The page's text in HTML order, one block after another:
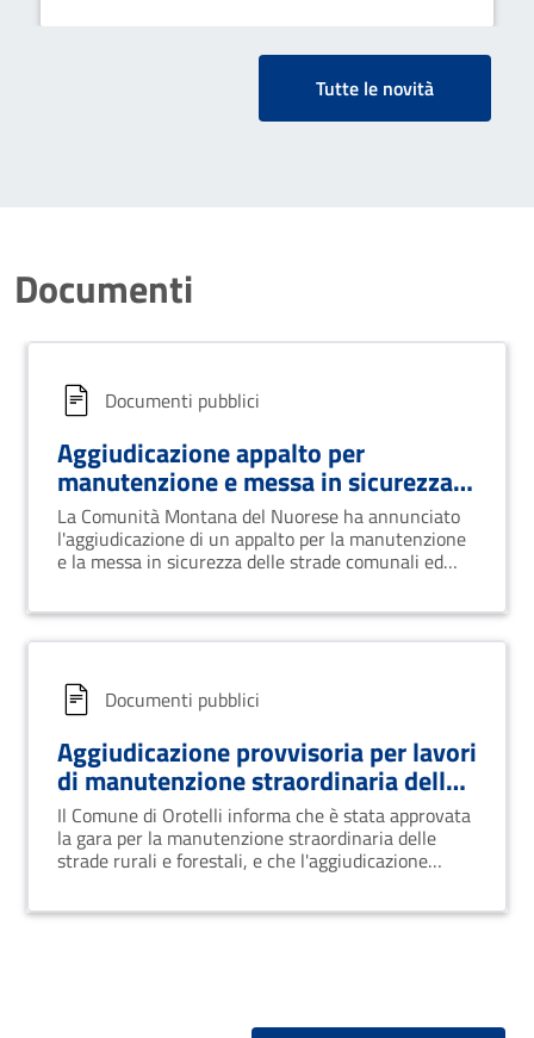
Tutte le novità
Documenti
Documenti pubblici
Aggiudicazione appalto per
manutenzione e messa in sicurezza
delle viabilità comunale ed
intercomunale nei comuni del
Nuorese.
La Comunità Montana del Nuorese ha annunciato
l'aggiudicazione di un appalto per la manutenzione
e la messa in sicurezza delle strade comunali ed
Orani, Orgosolo, Orotelli e Ottana. L'appalto è stato
una ribasso del -14.888%.
Documenti pubblici
Aggiudicazione provvisoria per lavori
di manutenzione straordinaria della
viabilità rurale e forestale
Il Comune di Orotelli informa che è stata approvata
la gara per la manutenzione straordinaria delle
strade rurali e forestali, e che l'aggiudicazione
Michele.